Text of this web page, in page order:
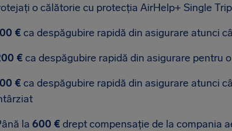
o călătorie cu protecția AirHelp+ Single
€ca despăgubire rapidă din asigurare atunci
€ca despăgubire rapidă din asigurare pentru
€ca despăgubire rapidă din asigurare atunci
la 600 €drept compensație de la compania